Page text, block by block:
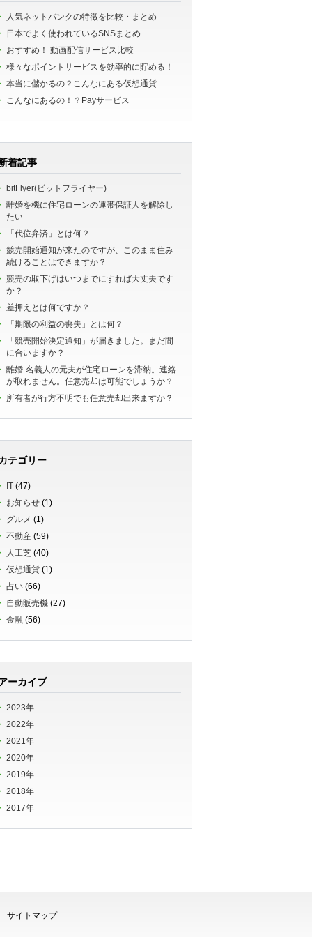
人気ネットバンクの特徴を比較・まとめ
日本でよく使われているSNSまとめ
おすすめ！ 動画配信サービス比較
様々なポイントサービスを効率的に貯める！
本当に儲かるの？こんなにある仮想通貨
こんなにあるの！？Payサービス
着記事
bitFlyer(ビットフライヤー)
離婚を機に住宅ローンの連帯保証人を解除し
たい
「代位弁済」とは何？
競売開始通知が来たのですが、このまま住み
続けることはできますか？
競売の取下げはいつまでにすれば大丈夫です
か？
差押えとは何ですか？
「期限の利益の喪失」とは何？
「競売開始決定通知」が届きました。まだ間
に合いますか？
離婚-名義人の元夫が住宅ローンを滞納。連絡
が取れません。任意売却は可能でしょうか？
所有者が行方不明でも任意売却出来ますか？
テゴリー
IT (47)
お知らせ (1)
グルメ (1)
不動産 (59)
人工芝 (40)
仮想通貨 (1)
占い (66)
自動販売機 (27)
金融 (56)
ーカイブ
2023年
2022年
2021年
2020年
2019年
2018年
2017年
サイトマップ